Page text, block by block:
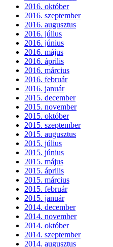
2016. október
2016. szeptember
2016. augusztus
2016. július
2016. június
2016. május
2016. április
2016. március
2016. február
2016. január
2015. december
2015. november
2015. október
2015. szeptember
2015. augusztus
2015. július
2015. június
2015. május
2015. április
2015. március
2015. február
2015. január
2014. december
2014. november
2014. október
2014. szeptember
2014. augusztus